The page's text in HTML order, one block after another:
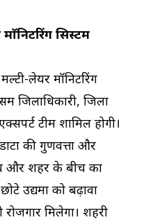
सिस्टम
लेयर मॉनिटरिंग
जिलाधिकारी, जिला
टीम शामिल होगी।
की गुणवत्ता और
और शहर के बीच का
उद्यमों को बढ़ावा
मिलेगा। शहरी